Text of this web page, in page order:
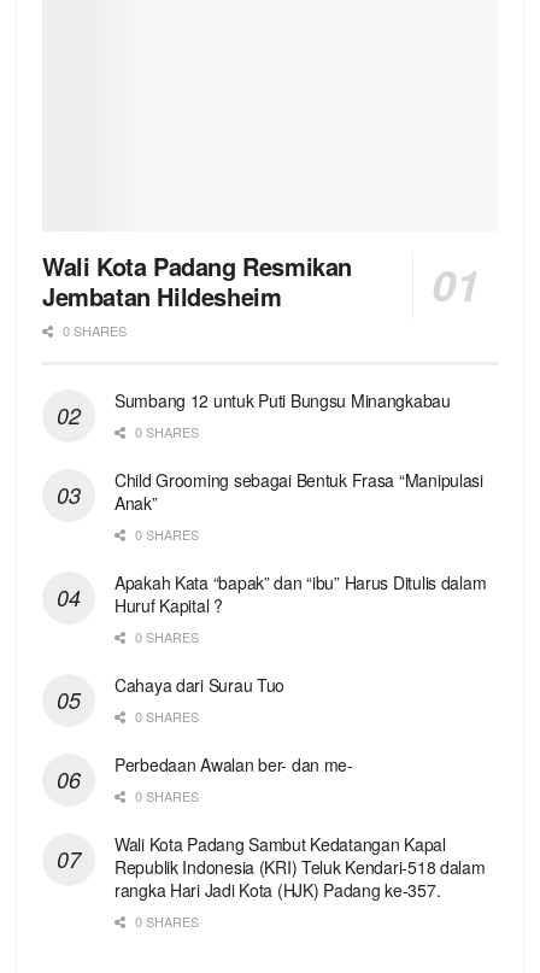
Wali Kota Padang Resmikan
Jembatan Hildesheim
0 SHARES
Sumbang 12 untuk Puti Bungsu Minangkabau
0 SHARES
Child Grooming sebagai Bentuk Frasa “Manipulasi
Anak”
0 SHARES
Apakah Kata “bapak” dan “ibu” Harus Ditulis dalam
Huruf Kapital ?
0 SHARES
Cahaya dari Surau Tuo
0 SHARES
Perbedaan Awalan ber- dan me-
0 SHARES
Wali Kota Padang Sambut Kedatangan Kapal
Republik Indonesia (KRI) Teluk Kendari-518 dalam
rangka Hari Jadi Kota (HJK) Padang ke-357.
0 SHARES